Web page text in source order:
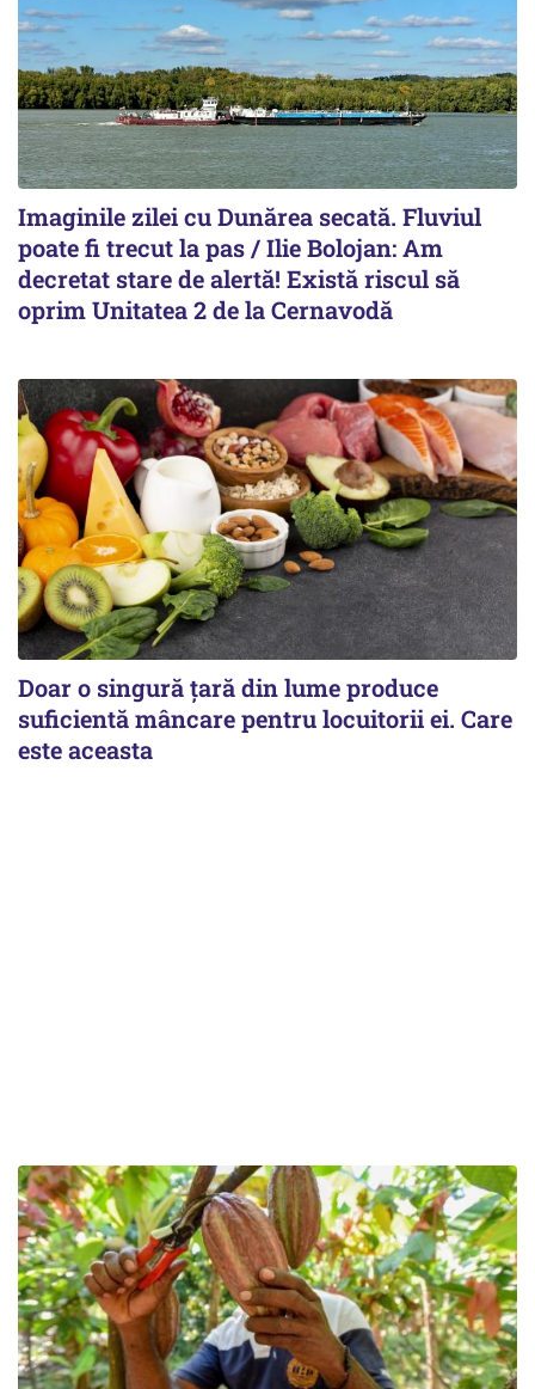
Imaginile zilei cu Dunărea secată. Fluviul
poate fi trecut la pas / Ilie Bolojan: Am
decretat stare de alertă! Există riscul să
oprim Unitatea 2 de la Cernavodă
Doar o singură țară din lume produce
suficientă mâncare pentru locuitorii ei. Care
este aceasta